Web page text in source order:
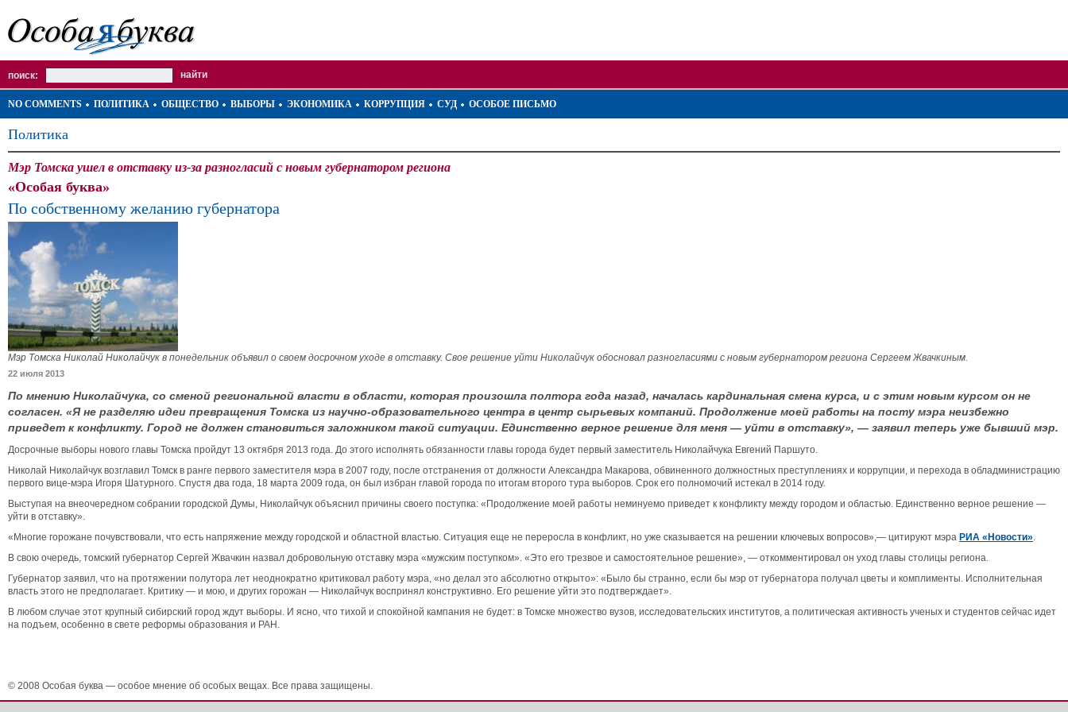
поиск:
NO COMMENTS ПОЛИТИКА ОБЩЕСТВО ВЫБОРЫ ЭКОНОМИКА КОРРУПЦИЯ СУД ОСОБОЕ ПИСЬМО
Политика
Мэр Томска ушел в отставку из-за разногласий с новым губернатором региона
«Особая буква»
По собственному желанию губернатора
Мэр Томска Николай Николайчук в понедельник объявил о своем досрочном уходе в отставку. Свое решение уйти Николайчук обосновал разногласиями с новым губернатором региона Сергеем Жвачкиным.
22 июля 2013
По мнению Николайчука, со сменой региональной власти в области, которая произошла полтора года назад, началась кардинальная смена курса, и с этим новым курсом он не
согласен. «Я не разделяю идеи превращения Томска из научно-образовательного центра в центр сырьевых компаний. Продолжение моей работы на посту мэра неизбежно
приведет к конфликту. Город не должен становиться заложником такой ситуации. Единственно верное решение для меня — уйти в отставку», — заявил теперь уже бывший мэр.
Досрочные выборы нового главы Томска пройдут 13 октября 2013 года. До этого исполнять обязанности главы города будет первый заместитель Николайчука Евгений Паршуто.
Николай Николайчук возглавил Томск в ранге первого заместителя мэра в 2007 году, после отстранения от должности Александра Макарова, обвиненного должностных преступлениях и коррупции, и перехода в обладминистрацию
первого вице-мэра Игоря Шатурного. Спустя два года, 18 марта 2009 года, он был избран главой города по итогам второго тура выборов. Срок его полномочий истекал в 2014 году.
Выступая на внеочередном собрании городской Думы, Николайчук объяснил причины своего поступка: «Продолжение моей работы неминуемо приведет к конфликту между городом и областью. Единственно верное решение —
уйти в отставку».
«Многие горожане почувствовали, что есть напряжение между городской и областной властью. Ситуация еще не переросла в конфликт, но уже сказывается на решении ключевых вопросов»,— цитируют мэра РИА «Новости».
В свою очередь, томский губернатор Сергей Жвачкин назвал добровольную отставку мэра «мужским поступком». «Это его трезвое и самостоятельное решение», — откомментировал он уход главы столицы региона.
Губернатор заявил, что на протяжении полутора лет неоднократно критиковал работу мэра, «но делал это абсолютно открыто»: «Было бы странно, если бы мэр от губернатора получал цветы и комплименты. Исполнительная
власть этого не предполагает. Критику — и мою, и других горожан — Николайчук воспринял конструктивно. Его решение уйти это подтверждает».
В любом случае этот крупный сибирский город ждут выборы. И ясно, что тихой и спокойной кампания не будет: в Томске множество вузов, исследовательских институтов, а политическая активность ученых и студентов сейчас идет
на подъем, особенно в свете реформы образования и РАН.
© 2008 Особая буква — особое мнение об особых вещах. Все права защищены.